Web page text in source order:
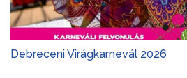
Debreceni Virágkarnevál 2026